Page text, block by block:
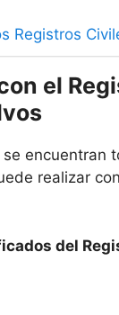
Registros
el
encuentran
realizar
del